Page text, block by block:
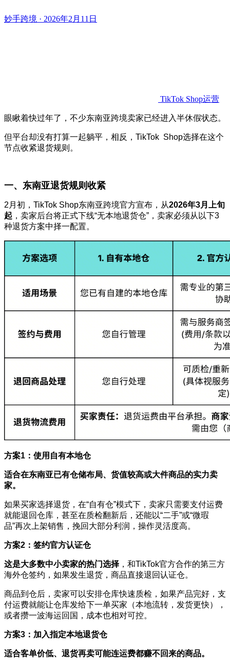
妙手跨境 · 2026年2月11日
TikTok Shop运营
眼瞅着快过年了，不少东南亚跨境卖家已经进入半休假状态。
但平台却没有打算一起躺平，相反，TikTok Shop选择在这个
节点收紧退货规则。
一、东南亚退货规则收紧
2月初， TikTok Shop东南亚跨境官方宣布，从2026年3月上旬
起 ，卖家后台将正式下线“无本地退货仓”，卖家必须从以下3
种退货方案中择一配置。
方案1：使用自有本地仓
适合在东南亚已有仓储布局、货值较高或大件商品的实力卖
家。
如果买家选择退货，在“自有仓”模式下，卖家只需要支付运费
就能退回仓库，甚至在质检翻新后，还能以“二手”或“微瑕
品”再次上架销售，挽回大部分利润，操作灵活度高。
方案2：签约官方认证仓
这是大多数中小卖家的热门选择 ，和TikTok官方合作的第三方
海外仓签约，如果发生退货，商品直接退回认证仓。
商品到仓后，卖家可以安排仓库快速质检，如果产品完好，支
付运费就能让仓库发给下一单买家（本地流转，发货更快），
或者攒一波海运回国，成本也相对可控。
方案3：加入指定本地退货仓
适合客单价低、退货再卖可能连运费都赚不回来的商品。